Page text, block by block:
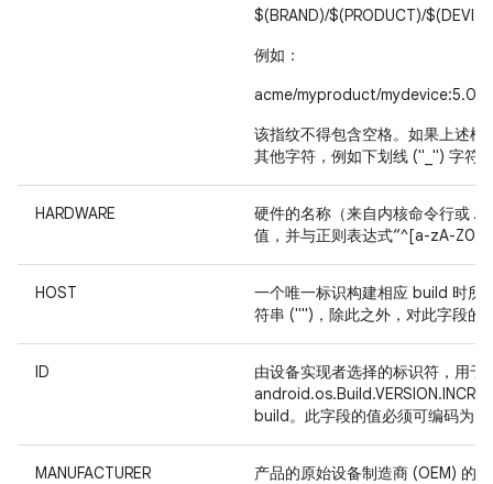
$(BRAND)/$(PRODUCT)/
例如：
acme/myproduct/mydevice:5.0/
该指纹不得包含空格。如果上述
其他字符，例如下划线 ("_") 字符
HARDWARE
硬件的名称（来自内核命令行或 /
值，并与正则表达式“^[a-zA-Z0-
HOST
一个唯一标识构建相应 build 时所
符串 ("")，除此之外，对此字段的
ID
由设备实现者选择的标识符，用
build。此字段的值必须可编码为
MANUFACTURER
产品的原始设备制造商 (OEM) 的